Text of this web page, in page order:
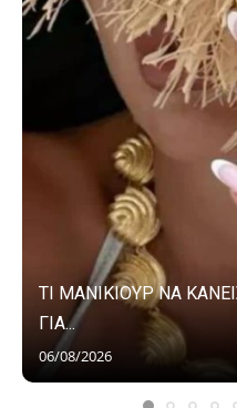
ΤΙ ΜΑΝΙΚΙΟΥΡ ΝΑ
ΓΙΑ...
06/08/2026